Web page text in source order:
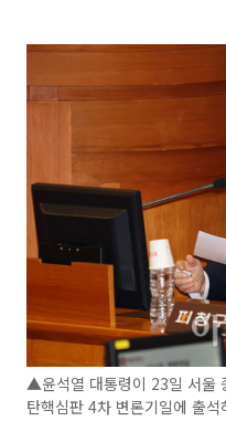
▲윤석열 대통령이 23일 서울
탄핵심판 4차 변론기일에 출